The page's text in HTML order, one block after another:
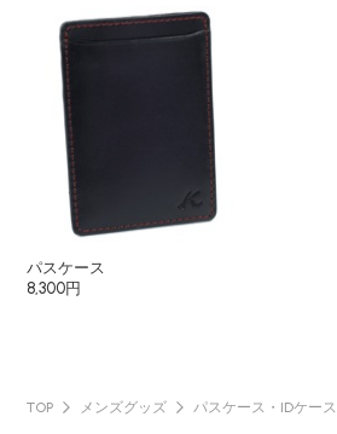
パスケース
8,300円
TOP メンズグッズ パスケース・IDケース